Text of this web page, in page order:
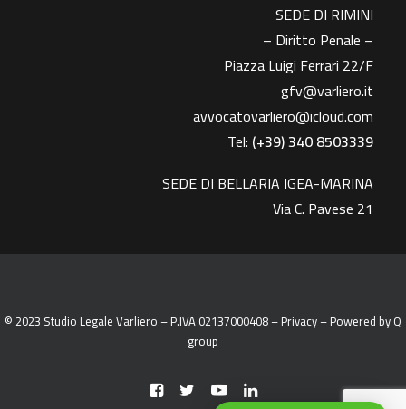
SEDE DI RIMINI
– Diritto Penale –
Piazza Luigi Ferrari 22/F
gfv@varliero.it
avvocatovarliero@icloud.com
Tel: (+39) 340 8503339
SEDE DI BELLARIA IGEA-MARINA
Via C. Pavese 21
© 2023 Studio Legale Varliero – P.IVA 02137000408 –Privacy– Powered byQ
group